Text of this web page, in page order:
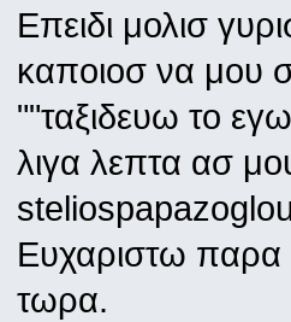
Επειδι μολισ
καποιοσ να μου
""ταξιδευω το
λιγα λεπτα ασ
Ευχαριστω
τωρα.